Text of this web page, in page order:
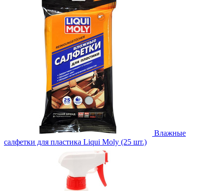
Влажные
салфетки для пластика Liqui Moly (25 шт.)